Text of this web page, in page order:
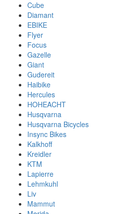
Cube
Diamant
EBIKE
Flyer
Focus
Gazelle
Giant
Gudereit
Haibike
Hercules
HOHEACHT
Husqvarna
Husqvarna Bicycles
Insync Bikes
Kalkhoff
Kreidler
KTM
Lapierre
Lehmkuhl
Liv
Mammut